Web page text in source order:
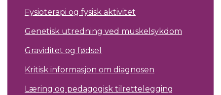
Fysioterapi og fysisk aktivitet
Genetisk utredning ved muskelsykdom
Graviditet og fødsel
Kritisk informasjon om diagnosen
Læring og pedagogisk tilrettelegging